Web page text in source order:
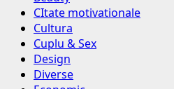
CItate motivationale
Cultura
Cuplu & Sex
Design
Diverse